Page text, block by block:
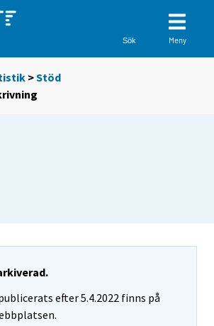
Sök Meny
>Stöd
efter 5.4.2022 finns på